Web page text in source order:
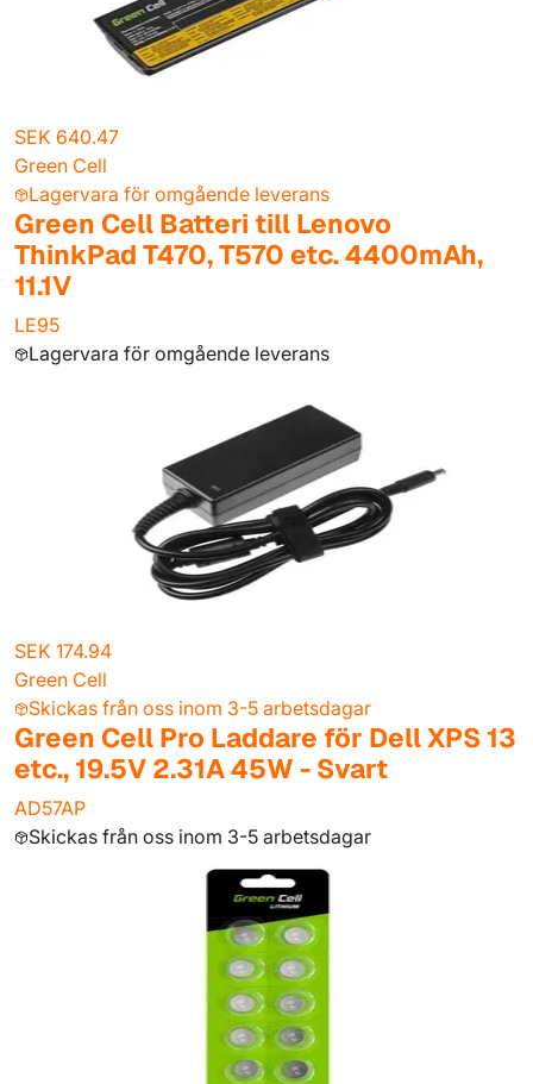
SEK 640.47
Green Cell
Lagervara för omgående leverans
Green Cell Batteri till Lenovo
ThinkPad T470, T570 etc. 4400mAh,
11.1V
LE95
Lagervara för omgående leverans
SEK 174.94
Green Cell
Skickas från oss inom 3-5 arbetsdagar
Green Cell Pro Laddare för Dell XPS 13
etc., 19.5V 2.31A 45W - Svart
AD57AP
Skickas från oss inom 3-5 arbetsdagar